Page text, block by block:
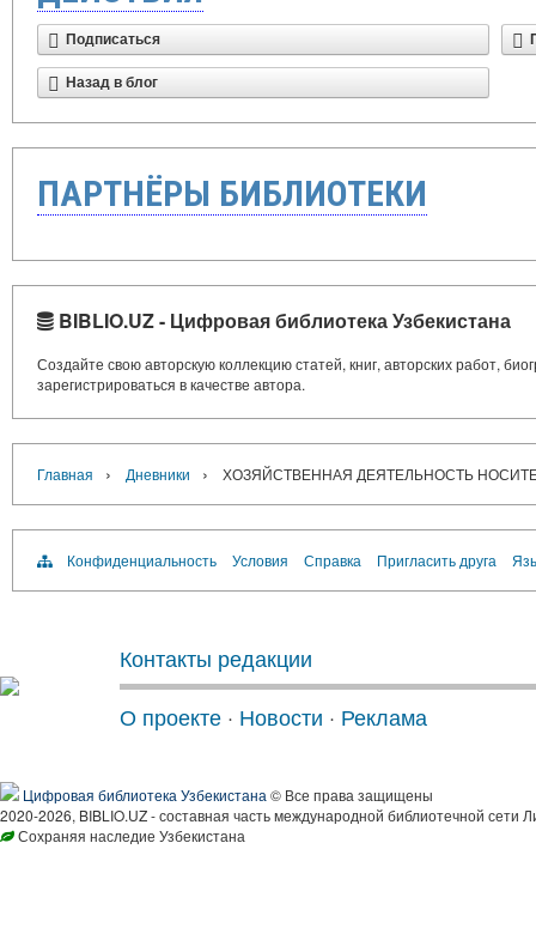
Подписаться
Назад в блог
ПАРТНЁРЫ БИБЛИОТЕКИ
BIBLIO.UZ - Цифровая библиотека Узбекистана
Создайте свою авторскую коллекцию статей, книг, авторских работ,
зарегистрироваться в качестве автора.
Главная › Дневники › ХОЗЯЙСТВЕННАЯ ДЕЯТЕЛЬНОСТЬ
Конфиденциальность Условия Справка Пригласить друга
Контакты редакции
О проекте · Новости · Реклама
Цифровая библиотека Узбекистана © Все права защищены
2020-2026, BIBLIO.UZ - составная часть международной библиотечной сети
Сохраняя наследие Узбекистана